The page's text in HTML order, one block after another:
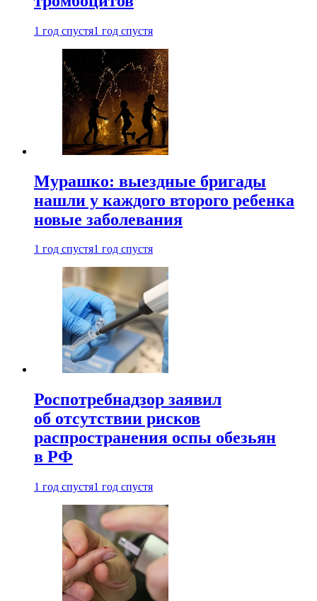
1 год спустя1 год спустя
Мурашко: выездные бригады
нашли у каждого второго ребенка
новые заболевания
1 год спустя1 год спустя
Роспотребнадзор заявил
об отсутствии рисков
распространения оспы обезьян
в РФ
1 год спустя1 год спустя